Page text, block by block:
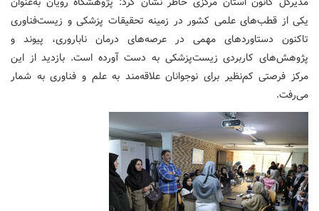
یکی از قطب‌های علمی کشور در زمینه تحقیقات پزشکی و زیست‌فناوری
تاکنون دستاوردهای مهمی در عرصه‌های درمان ناباروری، پیوند و
پژوهش‌های کاربردی زیست‌پزشکی به دست آورده است. بازدید از این
مرکز فرصتی کم‌نظیر برای نوجوانان علاقه‌مند به علم و فناوری به شمار
می‌رفت.